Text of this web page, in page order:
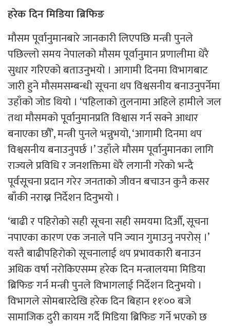
हरेक दिन मिडिया ब्रिफिङ
मौसम पूर्वानुमानबारे जानकारी लिएपछि मन्त्री पुनले
पछिल्लो समय नेपालको मौसम पूर्वानुमान प्रणालीमा धेरै
सुधार गरिएको बताउनुभयो । आगामी दिनमा विभागबाट
जारी हुने मौसमसम्बन्धी सूचना थप विश्वसनीय बनाउनुपर्नेमा
उहाँको जोड थियो । ‘पहिलाको तुलनामा अहिले हामीले जल
तथा मौसमको पूर्वानुमानप्रति विश्वास गर्न सक्ने आधार
बनाएका छौँ’, मन्त्री पुनले भन्नुभयो, ‘आगामी दिनमा थप
विश्वसनीय बनाउनुपर्छ ।’ उहाँले मौसम पूर्वानुमानका लागि
राज्यले प्रविधि र जनशक्तिमा धेरै लगानी गरेको भन्दै
पूर्वसूचना प्रदान गरेर जनताको जीवन बचाउन कुनै कसर
बाँकी नराख्न निर्देशन दिनुभयो ।
‘बाढी र पहिरोको सही सूचना सही समयमा दिऔँ, सूचना
नपाएका कारण एक जनाले पनि ज्यान गुमाउनु नपरोस् ।’
यस्तै बाढीपहिरोको सूचनालाई थप प्रभावकारी बनाउन
अधिक वर्षा नरोकिएसम्म हरेक दिन मन्त्रालयमा मिडिया
ब्रिफिङ गर्न मन्त्री पुनले विभागलाई निर्देशन दिनुभयो ।
विभागले सोमबारदेखि हरेक दिन बिहान ११ः०० बजे
सामाजिक दुरी कायम गर्दै मिडिया ब्रिफिङ गर्ने भएको छ